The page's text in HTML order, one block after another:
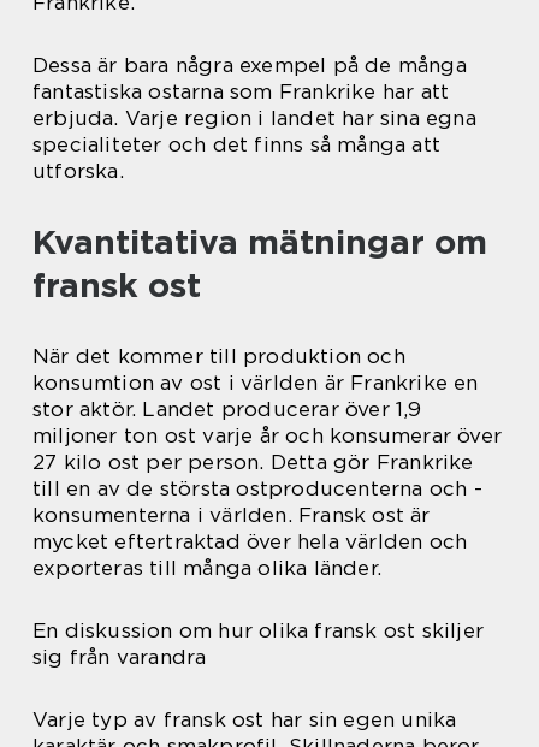
Dessa är bara några exempel på de många
fantastiska ostarna som Frankrike har att
erbjuda. Varje region i landet har sina egna
specialiteter och det finns så många att
utforska.
Kvantitativa mätningar om
fransk ost
När det kommer till produktion och
konsumtion av ost i världen är Frankrike en
stor aktör. Landet producerar över 1,9
miljoner ton ost varje år och konsumerar över
27 kilo ost per person. Detta gör Frankrike
till en av de största ostproducenterna och -
konsumenterna i världen. Fransk ost är
mycket eftertraktad över hela världen och
exporteras till många olika länder.
En diskussion om hur olika fransk ost skiljer
sig från varandra
Varje typ av fransk ost har sin egen unika